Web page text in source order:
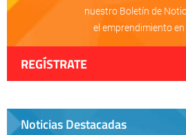
nuestro Boletín de
el emprendimiento en
REGÍSTRATE
Noticias Destacadas